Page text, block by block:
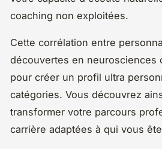
coaching non exploitées.
Cette corrélation entre
découvertes en neurosciences
pour créer un profil ultra
catégories. Vous découvrez
transformer votre parcours
carrière adaptées à qui vous